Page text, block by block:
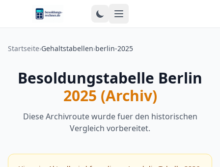
Zum Inhalt springen
Startseite›Gehaltstabellen›berlin-2025
Besoldungstabelle Berlin
2025 (Archiv)
Diese Archivroute wurde fuer den historischen
Vergleich vorbereitet.